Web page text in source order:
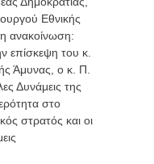
Εθνικής
ανακοίνωση:
επίσκεψη του κ.
Άμυνας, ο κ. Π.
Δυνάμεις της
στο
στρατός και οι